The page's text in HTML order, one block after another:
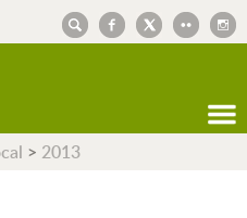
> 2013